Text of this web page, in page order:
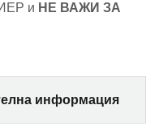
и НЕ ВАЖИ ЗА
информация